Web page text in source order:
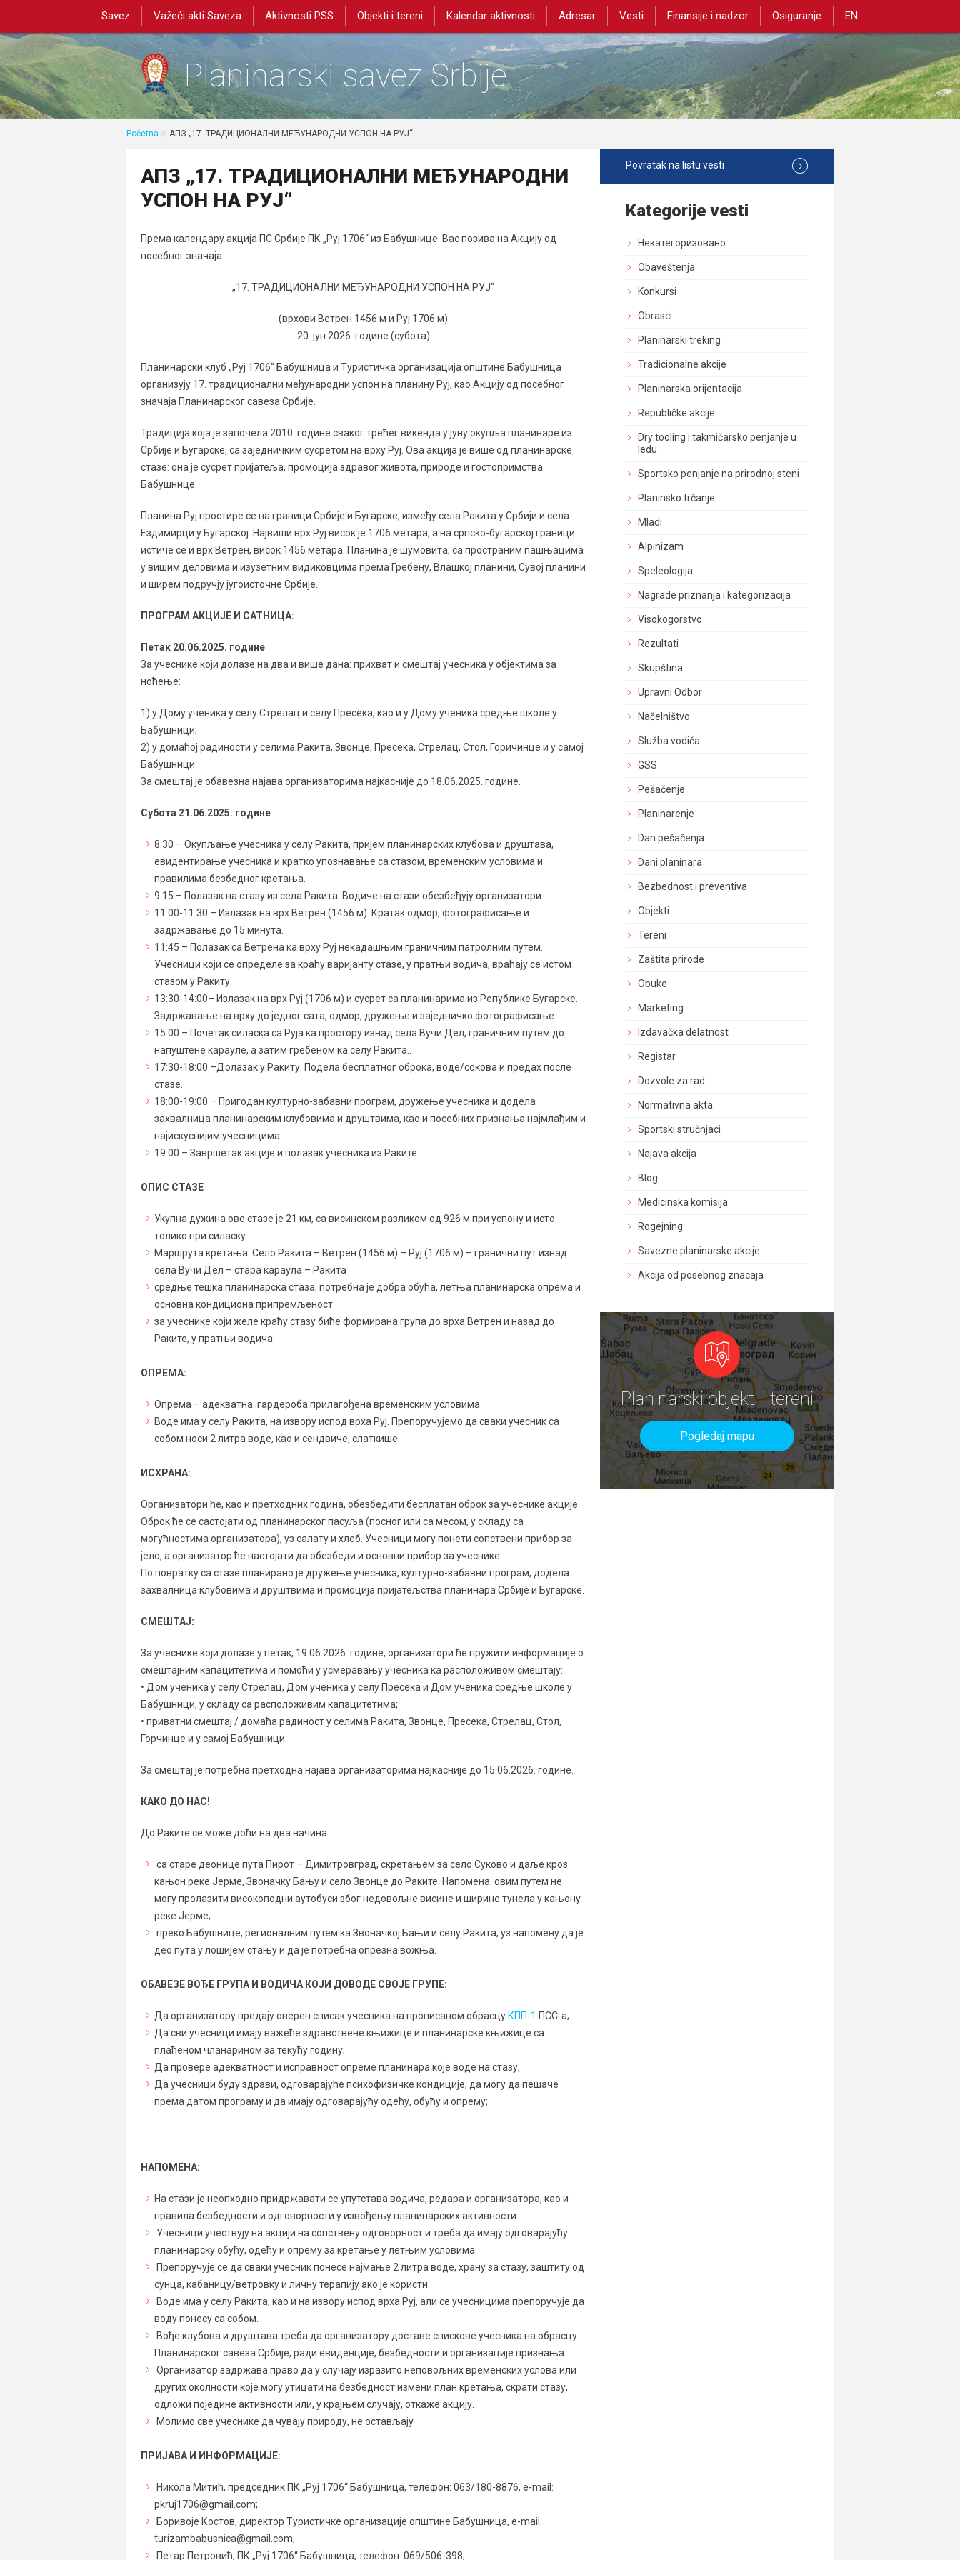
Savez Važeći akti Saveza Aktivnosti PSS Objekti i tereni Kalendar aktivnosti Adresar Vesti Finansije i nadzor Osiguranje EN
Planinarski savez Srbije
Početna // АПЗ „17. ТРАДИЦИОНАЛНИ МЕЂУНАРОДНИ УСПОН НА РУЈ“
АПЗ „17. ТРАДИЦИОНАЛНИ МЕЂУНАРОДНИ
УСПОН НА РУЈ“
Према календару акција ПС Србије ПК „Руј 1706“ из Бабушнице Вас позива на Акцију од
посебног значаја:
„17. ТРАДИЦИОНАЛНИ МЕЂУНАРОДНИ УСПОН НА РУЈ“
(врхови Ветрен 1456 м и Руј 1706 м)
20. јун 2026. године (субота)
Планинарски клуб „Руј 1706“ Бабушница и Туристичка организација општине Бабушница
организују 17. традиционални међународни успон на планину Руј, као Акцију од посебног
значаја Планинарског савеза Србије.
Традиција која је започела 2010. године сваког трећег викенда у јуну окупља планинаре из
Србије и Бугарске, са заједничким сусретом на врху Руј. Ова акција је више од планинарске
стазе: она је сусрет пријатеља, промоција здравог живота, природе и гостопримства
Бабушнице.
Планина Руј простире се на граници Србије и Бугарске, између села Ракита у Србији и села
Ездимирци у Бугарској. Највиши врх Руј висок је 1706 метара, а на српско-бугарској граници
истиче се и врх Ветрен, висок 1456 метара. Планина је шумовита, са пространим пашњацима
у вишим деловима и изузетним видиковцима према Гребену, Влашкој планини, Сувој планини
и ширем подручју југоисточне Србије.
ПРОГРАМ АКЦИЈЕ И САТНИЦА:
Петак 20.06.2025. године
За учеснике који долазе на два и више дана: прихват и смештаj учeсника у објектима за
ноћење:
1) у Дому ученика у селу Стрелац и селу Пресека, као и у Дому ученика средње школе у
Бабушници;
2) у домаћој радиности у селима Ракита, Звонце, Пресека, Стрелац, Стол, Горичинце и у самој
Бабушници.
За смештај је обавезна најава организаторима најкасније до 18.06.2025. године.
Субота 21.06.2025. године
8:30 – Окупљање учесника у селу Ракита, пријем планинарских клубова и друштава,
евидентирање учесника и кратко упознавање са стазом, временским условима и
правилима безбедног кретања.
9:15 – Полазак на стазу из села Ракита. Водиче на стази обезбеђују организатори
11:00-11:30 – Излазак на врх Ветрен (1456 м). Кратак одмор, фотографисање и
задржавање до 15 минута.
11:45 – Полазак са Ветрена ка врху Руј некадашњим граничним патролним путем.
Учесници који се определе за краћу варијанту стазе, у пратњи водича, враћају се истом
стазом у Ракиту.
13:30-14:00– Излазак на врх Руј (1706 м) и сусрет са планинарима из Републике Бугарске.
Задржавање на врху до једног сата, одмор, дружење и заједничко фотографисање.
15:00 – Почетак силаска са Руја ка простору изнад села Вучи Дел, граничним путем до
напуштене карауле, а затим гребеном ка селу Ракита..
17:30-18:00 –Долазак у Ракиту. Подела бесплатног оброка, воде/сокова и предах после
стазе.
18:00-19:00 – Пригодан културно-забавни програм, дружење учесника и додела
захвалница планинарским клубовима и друштвима, као и посебних признања најмлађим и
најискуснијим учесницима.
19:00 – Завршетак акције и полазак учесника из Раките.
ОПИС СТАЗЕ
Укупна дужина ове стазе је 21 км, са висинском разликом од 926 м при успону и исто
толико при силаску.
Маршрута кретања: Село Ракита – Ветрен (1456 м) – Руј (1706 м) – гранични пут изнад
села Вучи Дел – стара караула – Ракита
средње тешка планинарска стаза; потребна је добра обућа, летња планинарска опрема и
основна кондициона припремљеност
за учеснике који желе краћу стазу биће формирана група до врха Ветрен и назад до
Раките, у пратњи водича
ОПРЕМА:
Опрема – адекватна гардероба прилагођена временским условима
Воде има у селу Ракита, на извору испод врха Руј. Препоручујемо да сваки учесник са
собом носи 2 литра воде, као и сендвиче, слаткише.
ИСХРАНА:
Организатори ће, као и претходних година, обезбедити бесплатан оброк за учеснике акције.
Оброк ће се састојати од планинарског пасуља (посног или са месом, у складу са
могућностима организатора), уз салату и хлеб. Учесници могу понети сопствени прибор за
јело, а организатор ће настојати да обезбеди и основни прибор за учеснике.
По повратку са стазе планирано је дружење учесника, културно-забавни програм, додела
захвалница клубовима и друштвима и промоција пријатељства планинара Србије и Бугарске.
СМЕШТАЈ:
За учеснике који долазе у петак, 19.06.2026. године, организатори ће пружити информације о
смештајним капацитетима и помоћи у усмеравању учесника ка расположивом смештају:
• Дом ученика у селу Стрелац, Дом ученика у селу Пресека и Дом ученика средње школе у
Бабушници, у складу са расположивим капацитетима;
• приватни смештај / домаћа радиност у селима Ракита, Звонце, Пресека, Стрелац, Стол,
Горчинце и у самој Бабушници.
За смештај је потребна претходна најава организаторима најкасније до 15.06.2026. године.
КАКО ДО НАС!
До Раките се може доћи на два начина:
са старе деонице пута Пирот – Димитровград, скретањем за село Суково и даље кроз
кањон реке Јерме, Звоначку Бању и село Звонце до Раките. Напомена: овим путем не
могу пролазити високоподни аутобуси због недовољне висине и ширине тунела у кањону
реке Јерме;
преко Бабушнице, регионалним путем ка Звоначкој Бањи и селу Ракита, уз напомену да је
део пута у лошијем стању и да је потребна опрезна вожња.
ОБАВЕЗЕ ВОЂЕ ГРУПА И ВОДИЧА КОЈИ ДОВОДЕ СВОЈЕ ГРУПЕ:
Да организатору предају оверен списак учесника на прописаном обрасцу КПП-1 ПСС-a;
Да сви учесници имају важеће здравствене књижице и планинарске књижице са
плаћеном чланарином за текућу годину;
Да провере адекватност и исправност опреме планинара које воде на стазу,
Да учесници буду здрави, одговарајуће психофизичке кондиције, да могу да пешаче
према датом програму и да имају одговарајућу одећу, обућу и опрему;
НАПОМЕНА:
На стази је неопходно придржавати се упутстава водича, редара и организатора, као и
правила безбедности и одговорности у извођењу планинарских активности.
Учесници учествују на акцији на сопствену одговорност и треба да имају одговарајућу
планинарску обућу, одећу и опрему за кретање у летњим условима.
Препоручује се да сваки учесник понесе најмање 2 литра воде, храну за стазу, заштиту од
сунца, кабаницу/ветровку и личну терапију ако је користи.
Воде има у селу Ракита, као и на извору испод врха Руј, али се учесницима препоручује да
воду понесу са собом.
Вође клубова и друштава треба да организатору доставе спискове учесника на обрасцу
Планинарског савеза Србије, ради евиденције, безбедности и организације признања.
Организатор задржава право да у случају изразито неповољних временских услова или
других околности које могу утицати на безбедност измени план кретања, скрати стазу,
одложи поједине активности или, у крајњем случају, откаже акцију.
Молимо све учеснике да чувају природу, не остављају
ПРИЈАВА И ИНФОРМАЦИЈЕ:
Никола Митић, председник ПК „Руј 1706“ Бабушница, телефон: 063/180-8876, e-mail:
pkruj1706@gmail.com;
Боривоје Костов, директор Туристичке организације општине Бабушница, e-mail:
turizambabusnica@gmail.com;
Петар Петровић, ПК „Руј 1706“ Бабушница, телефон: 069/506-398;
Povratak na listu vesti
Kategorije vesti
Некатегоризовано
Obaveštenja
Konkursi
Obrasci
Planinarski treking
Tradicionalne akcije
Planinarska orijentacija
Republičke akcije
Dry tooling i takmičarsko penjanje u
ledu
Sportsko penjanje na prirodnoj steni
Planinsko trčanje
Mladi
Alpinizam
Speleologija
Nagrade priznanja i kategorizacija
Visokogorstvo
Rezultati
Skupština
Upravni Odbor
Načelništvo
Služba vodiča
GSS
Pešačenje
Planinarenje
Dan pešačenja
Dani planinara
Bezbednost i preventiva
Objekti
Tereni
Zaštita prirode
Obuke
Marketing
Izdavačka delatnost
Registar
Dozvole za rad
Normativna akta
Sportski stručnjaci
Najava akcija
Blog
Medicinska komisija
Rogejning
Savezne planinarske akcije
Akcija od posebnog znacaja
Planinarski objekti i tereni
Pogledaj mapu